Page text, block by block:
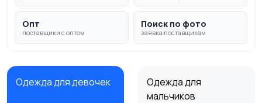
Опт
поставщики с оптом
Поиск по фото
заявка поставщикам
Одежда для девочек
Одежда для
мальчиков